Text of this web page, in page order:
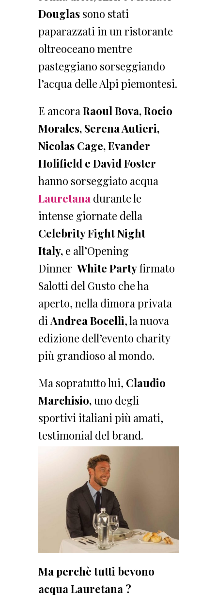
Douglas sono stati
paparazzati in un ristorante
oltreoceano mentre
pasteggiano sorseggiando
l’acqua delle Alpi piemontesi.
E ancora Raoul Bova, Rocio
Morales, Serena Autieri,
Nicolas Cage, Evander
Holifield e David Foster
hanno sorseggiato acqua
Lauretana durante le
intense giornate della
Celebrity Fight Night
Italy, e all’Opening
Dinner White Partyfirmato
Salotti del Gusto che ha
aperto, nella dimora privata
di Andrea Bocelli, la nuova
edizione dell’evento charity
più grandioso al mondo.
Ma sopratutto lui, Claudio
Marchisio,uno degli
sportivi italiani più amati,
testimonial del brand.
Ma perchè tutti bevono
acqua Lauretana ?